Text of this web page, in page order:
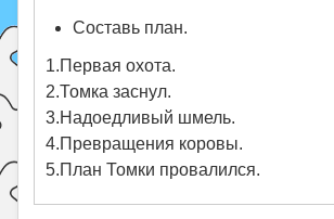
Составь план.
1.Первая охота.
2.Томка заснул.
3.Надоедливый шмель.
4.Превращения коровы.
5.План Томки провалился.